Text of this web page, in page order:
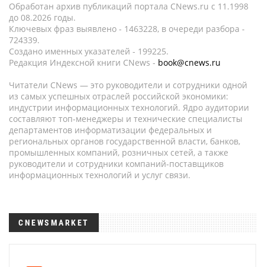
Обработан архив публикаций портала CNews.ru c 11.1998
до 08.2026 годы.
Ключевых фраз выявлено - 1463228, в очереди разбора -
724339.
Создано именных указателей - 199225.
Редакция Индексной книги CNews - book@cnews.ru
Читатели CNews — это руководители и сотрудники одной
из самых успешных отраслей российской экономики:
индустрии информационных технологий. Ядро аудитории
составляют топ-менеджеры и технические специалисты
департаментов информатизации федеральных и
региональных органов государственной власти, банков,
промышленных компаний, розничных сетей, а также
руководители и сотрудники компаний-поставщиков
информационных технологий и услуг связи.
CNEWSMARKET